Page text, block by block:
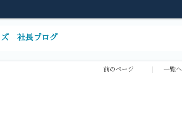
ズ 社長ブログ
前のページ 一覧へ